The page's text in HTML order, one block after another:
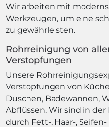
Wir arbeiten mit
Werkzeugen, um eine
zu gewährleisten.
Rohrreinigung von
Verstopfungen
Unsere
Verstopfungen von
Duschen, Badewannen,
Abflüssen. Wir sind in der
durch Fett-, Haar-,